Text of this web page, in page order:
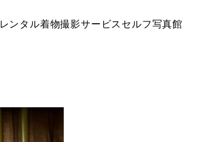
レンタル着物撮影サービス セルフ写真館